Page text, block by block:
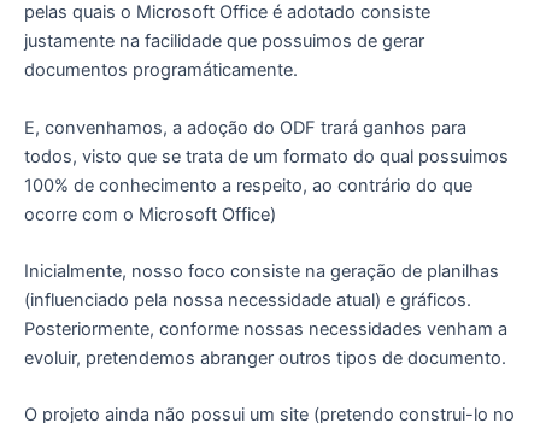
pelas quais o Microsoft Office é adotado consiste
justamente na facilidade que possuimos de gerar
documentos programáticamente.
E, convenhamos, a adoção do ODF trará ganhos para
todos, visto que se trata de um formato do qual possuimos
100% de conhecimento a respeito, ao contrário do que
ocorre com o Microsoft Office)
Inicialmente, nosso foco consiste na geração de planilhas
(influenciado pela nossa necessidade atual) e gráficos.
Posteriormente, conforme nossas necessidades venham a
evoluir, pretendemos abranger outros tipos de documento.
O projeto ainda não possui um site (pretendo construi-lo no